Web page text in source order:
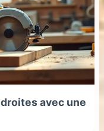
avec une